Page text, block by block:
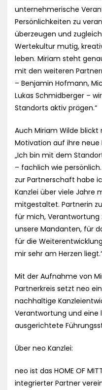
unternehmerische
Persönlichkeiten zu
überzeugen und
Wertekultur mutig,
leben. Miriam steht
mit den weiteren
– Benjamin Hofmann,
Lukas Schmidberger –
Standorts aktiv prägen.“
Auch Miriam Wilde
Motivation auf ihre neue
„Ich bin mit dem
– fachlich wie
zur Partnerschaft habe
Kanzlei über viele Jahre
mitgestaltet. Partnerin
für mich,
unsere Mandanten, für
für die
mir sehr am Herzen
Mit der Aufnahme von
Partnerkreis setzt neo
nachhaltige
Verantwortung und eine
ausgerichtete
Über neo Kanzlei:
neo ist das HOME OF
integrierter Partner